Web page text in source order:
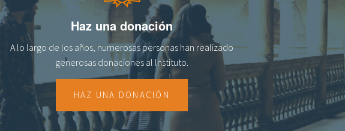
Haz una donación
A lo largo de los años, numerosas personas han realizado
generosas donaciones al lnstituto.
HAZ UNA DONACIÓN